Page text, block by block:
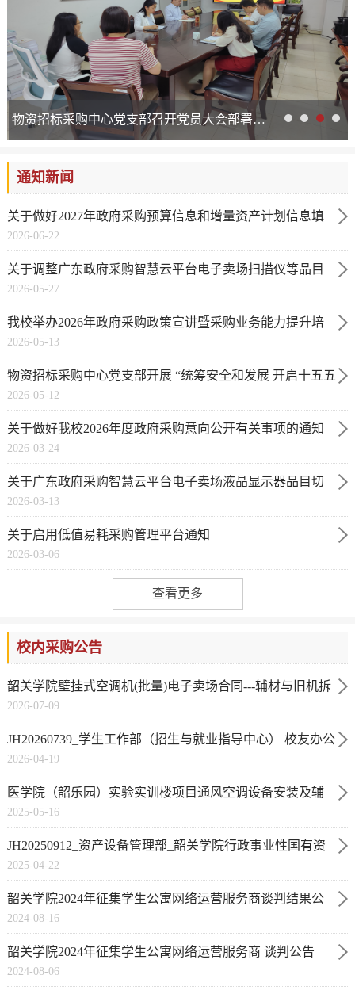
物资招标采购中心党支部召开党员大会部署党纪学习教育工作
通知新闻
关于做好2027年政府采购预算信息和增量资产计划信息填
报工作的通知
2026-06-22
关于调整广东政府采购智慧云平台电子卖场扫描仪等品目
交易方式的通知
2026-05-27
我校举办2026年政府采购政策宣讲暨采购业务能力提升培
训
2026-05-13
物资招标采购中心党支部开展 “统筹安全和发展 开启十五五
新征程”主题...
2026-05-12
关于做好我校2026年度政府采购意向公开有关事项的通知
2026-03-24
关于广东政府采购智慧云平台电子卖场液晶显示器品目切
换到框架协议采购...
2026-03-13
关于启用低值易耗采购管理平台通知
2026-03-06
查看更多
校内采购公告
韶关学院壁挂式空调机(批量)电子卖场合同---辅材与旧机拆
运项目（JH2026...
2026-07-09
JH20260739_学生工作部（招生与就业指导中心） 校友办公
室（挂靠）_2026...
2026-04-19
医学院（韶乐园）实验实训楼项目通风空调设备安装及辅
材邀请谈判
2025-05-16
JH20250912_资产设备管理部_韶关学院行政事业性国有资
产管理系统数据托...
2025-04-22
韶关学院2024年征集学生公寓网络运营服务商谈判结果公
告
2024-08-16
韶关学院2024年征集学生公寓网络运营服务商 谈判公告
2024-08-06